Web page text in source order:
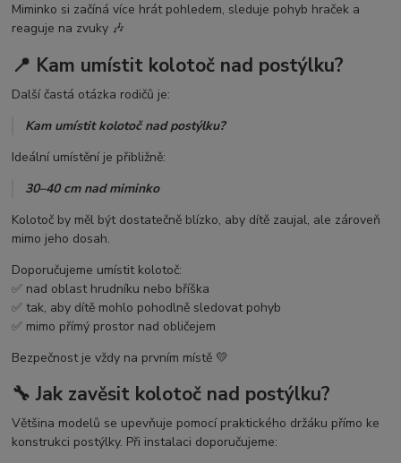
Miminko si začíná více hrát pohledem, sleduje pohyb hraček a
reaguje na zvuky 🎶
📍 Kam umístit kolotoč nad postýlku?
Další častá otázka rodičů je:
Kam umístit kolotoč nad postýlku?
Ideální umístění je přibližně:
30–40 cm nad miminko
Kolotoč by měl být dostatečně blízko, aby dítě zaujal, ale zároveň
mimo jeho dosah.
Doporučujeme umístit kolotoč:
✅ nad oblast hrudníku nebo bříška
✅ tak, aby dítě mohlo pohodlně sledovat pohyb
✅ mimo přímý prostor nad obličejem
Bezpečnost je vždy na prvním místě 💛
🔧 Jak zavěsit kolotoč nad postýlku?
Většina modelů se upevňuje pomocí praktického držáku přímo ke
konstrukci postýlky. Při instalaci doporučujeme: